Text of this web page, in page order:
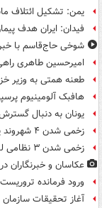
یمن: تشکیل ائتلاف
فیدان: ایران هدف
شوخی حاج‌قاسم با
امیرحسین طاهری
طعنه همتی به وزیر
هافبک آلومینیوم
یونان به دنبال
زخمی شدن ۴ شهروند یمنی در حمله مزدوران سعودی
زخمی شدن ۳ نظامی لبنانی در زوطر غربی
عکاسان و خبرنگاران
ورود فرمانده
آغاز تحقیقات